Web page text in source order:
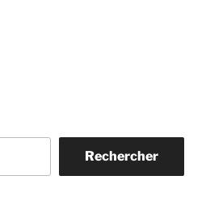
Rechercher